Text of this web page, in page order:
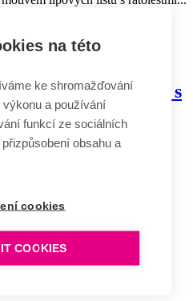
lipových listů s
lipových listů s
a dřevěného
na této
ke shromažďování
a používání
funkcí ze sociálních
obsahu a
cookies
COOKIES